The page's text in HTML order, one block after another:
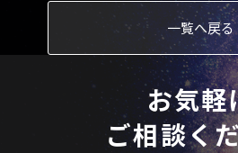
一覧へ戻る
お気軽
ご相談く